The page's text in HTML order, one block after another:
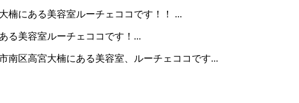
楠にある美容室ルーチェココです！！ ...
る美容室ルーチェココです！...
南区高宮大楠にある美容室、ルーチェココです...